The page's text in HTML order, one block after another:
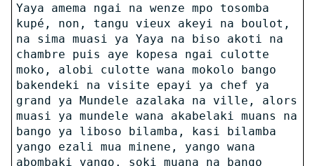
Yaya amema ngai na wenze mpo tosomba
kupé, non, tangu vieux akeyi na boulot,
na sima muasi ya Yaya na biso akoti na
chambre puis aye kopesa ngai culotte
moko, alobi culotte wana mokolo bango
bakendeki na visite epayi ya chef ya
grand ya Mundele azalaka na ville, alors
muasi ya mundele wana akabelaki muans na
bango ya liboso bilamba, kasi bilamba
yango ezali mua minene, yango wana
abombaki yango, soki muana na bango